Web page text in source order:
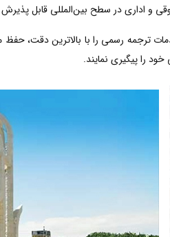
و اداری در سطح بین‌المللی قابل
ترجمه رسمی را با بالاترین دقت،
را پیگیری نمایند.